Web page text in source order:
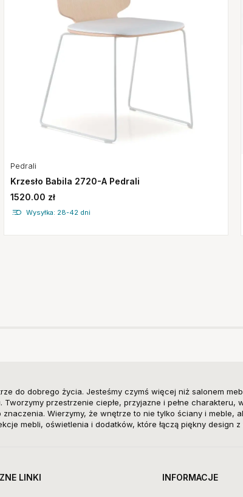
Pedrali
Krzesło Babila 2720-A Pedrali
1520.00 zł
Wysyłka: 28-42 dni
do dobrego życia. Jesteśmy czymś więcej niż salonem
Tworzymy przestrzenie ciepłe, przyjazne i pełne
Wierzymy, że wnętrze to nie tylko ściany i meble,
mebli, oświetlenia i dodatków, które łączą piękny design
LINKI INFORMACJE